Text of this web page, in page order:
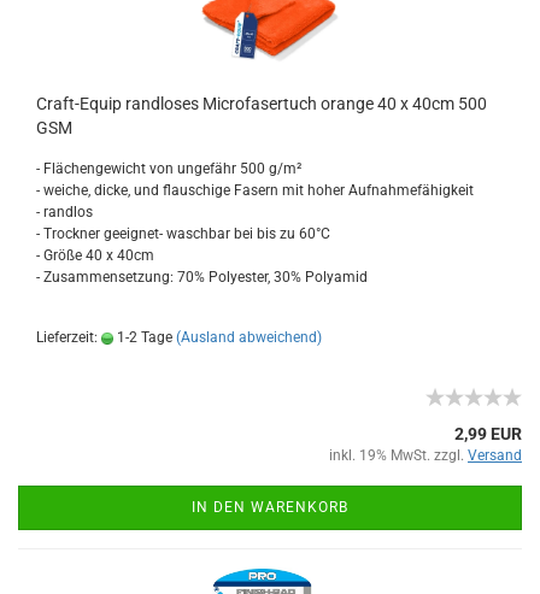
Craft-Equip randloses Microfasertuch orange 40 x 40cm 500
GSM
- Flächengewicht von ungefähr 500 g/m²
- weiche, dicke, und flauschige Fasern mit hoher Aufnahmefähigkeit
- randlos
- Trockner geeignet- waschbar bei bis zu 60°C
- Größe 40 x 40cm
- Zusammensetzung: 70% Polyester, 30% Polyamid
Lieferzeit: 1-2 Tage (Ausland abweichend)
2,99 EUR
inkl. 19% MwSt. zzgl. Versand
IN DEN WARENKORB